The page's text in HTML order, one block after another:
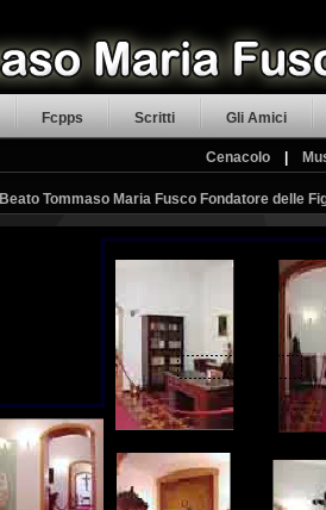
Fcpps Scritti Gli Amici
Cenacolo|
Beato Tommaso Maria Fusco Fondatore delle